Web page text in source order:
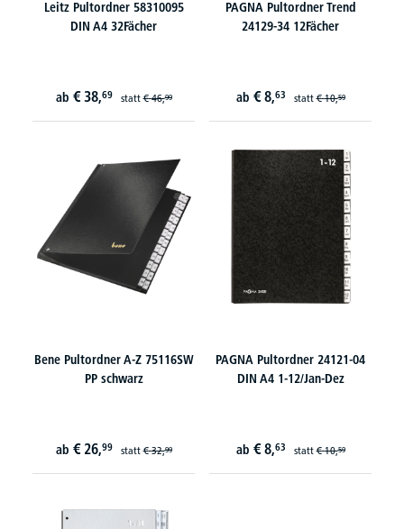
Leitz Pultordner 58310095
DIN A4 32Fächer
ab € 38,69 statt€ 46,99
PAGNA Pultordner Trend
24129-34 12Fächer
ab € 8,63 statt€ 10,59
Bene Pultordner A-Z 75116SW
PP schwarz
ab € 26,99 statt€ 32,99
PAGNA Pultordner 24121-04
DIN A4 1-12/Jan-Dez
ab € 8,63 statt€ 10,59